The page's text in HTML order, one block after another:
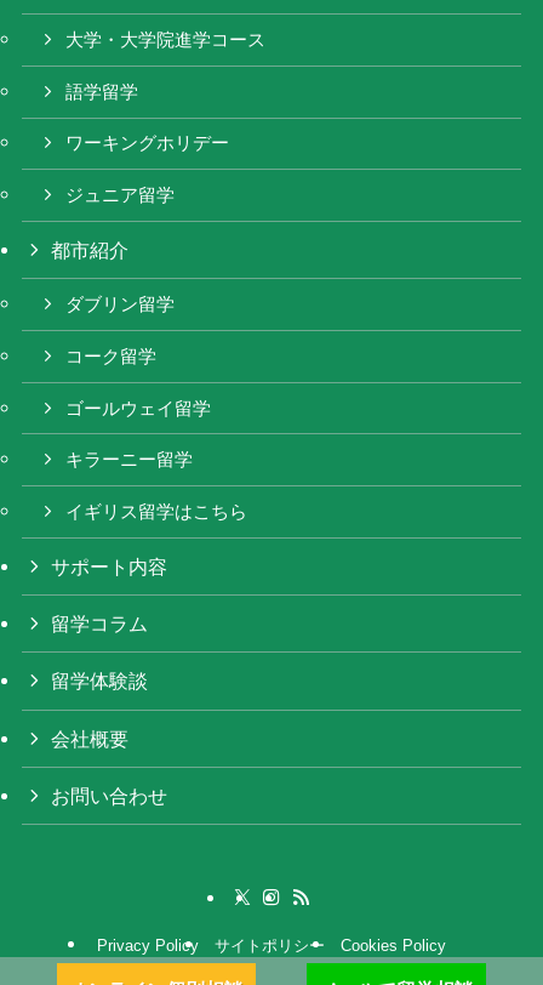
大学・大学院進学コース
語学留学
ワーキングホリデー
ジュニア留学
都市紹介
ダブリン留学
コーク留学
ゴールウェイ留学
キラーニー留学
イギリス留学はこちら
サポート内容
留学コラム
留学体験談
会社概要
お問い合わせ
Privacy Policy サイトポリシー Cookies Policy